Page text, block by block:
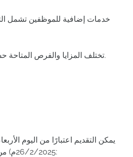
- تختلف المزايا والفرص المتاحة حسب التخصص والوظيفة.
26/2/2025م) من خلال الرابط في الاسفل: